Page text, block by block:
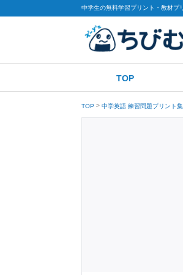
中学生の無料学習プリント・教材プ
TOP
TOP 中学英語 練習問題プリント